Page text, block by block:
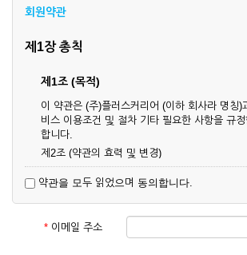
회원약관
제1장 총칙
제1조 (목적)
이 약관은 (주)플러스커리어 (이하 회사라 명칭)
비스 이용조건 및 절차 기타 필요한 사항을 규
합니다.
제2조 (약관의 효력 및 변경)
업상 중요 하거나 합리적인 사유가 발생할 경우
통하여 변경할 수 있습니다.
② 회원은 변경된 약관에 동의하지 않을 경우
단하고 이용계약을 해지할 수 있습니다. 약관의
약관을 모두 읽었으며 동의합니다.
* 이메일 주소